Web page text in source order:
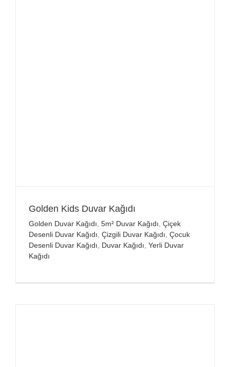
Golden Kids Duvar Kağıdı
Golden Duvar Kağıdı 5m² Duvar Kağıdı Çiçek
Desenli Duvar Kağıdı Çizgili Duvar Kağıdı Çocuk
Desenli Duvar Kağıdı
Duvar Kağıdı Yerli Duvar
Kağıdı